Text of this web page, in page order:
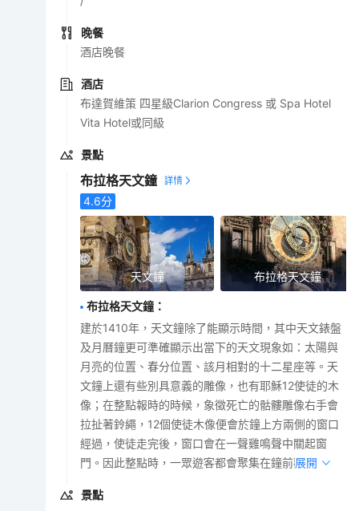
晚餐
酒店晚餐
酒店
布達賀維策 四星級Clarion Congress 或 Spa Hotel
Vita Hotel或同級
景點
布拉格天文鐘
4.6分
天文鐘 布拉格天文鐘
布拉格天文鐘 ：
建於1410年，天文鐘除了能顯示時間，其中天文錶盤
及月曆鐘更可準確顯示出當下的天文現象如：太陽與
月亮的位置、春分位置、該月相對的十二星座等。天
文鐘上還有些別具意義的雕像，也有耶穌12使徒的木
像；在整點報時的時候，象徵死亡的骷髏雕像右手會
拉扯著鈴繩，12個使徒木像便會於鐘上方兩側的窗口
經過，使徒走完後，窗口會在一聲雞鳴聲中關起窗
門。因此整點時，一眾遊客都會聚集在鐘前觀賞。
展開
景點